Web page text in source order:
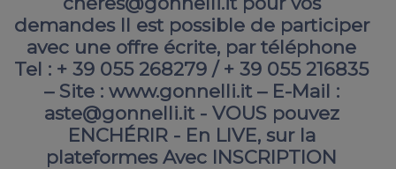
demandes Il est possible de participer
avec une offre écrite, par téléphone
Tel : + 39 055 268279 / + 39 055 216835
– Site : www.gonnelli.it – E-Mail :
aste@gonnelli.it - VOUS pouvez
ENCHÉRIR - En LIVE, sur la
plateformes Avec INSCRIPTION